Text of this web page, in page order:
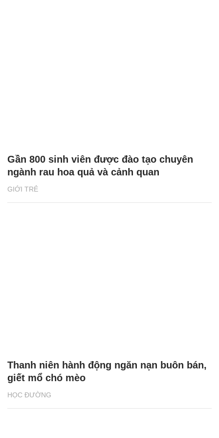
GIỚI TRẺ
Gần 800 sinh viên được đào tạo chuyên
ngành rau hoa quả và cảnh quan
HỌC ĐƯỜNG
Thanh niên hành động ngăn nạn buôn bán,
giết mổ chó mèo